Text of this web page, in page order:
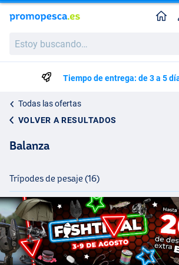
buscando…
Tiempo de entrega: de 3 a 5
Todas las ofertas
VOLVER A RESULTADOS
Balanza
Trípodes de pesaje (16)